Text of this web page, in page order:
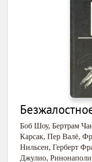
Боб Шоу, Бертрам
Карсак, Пер Валё,
Нильсен, Герберт
Джулио,